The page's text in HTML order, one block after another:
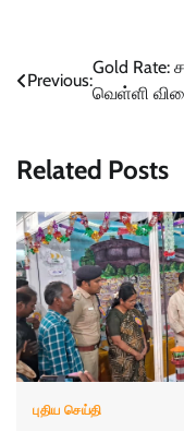
Post
Previous:
Gold
வெள்ளி
Related Posts
புதிய செய்தி